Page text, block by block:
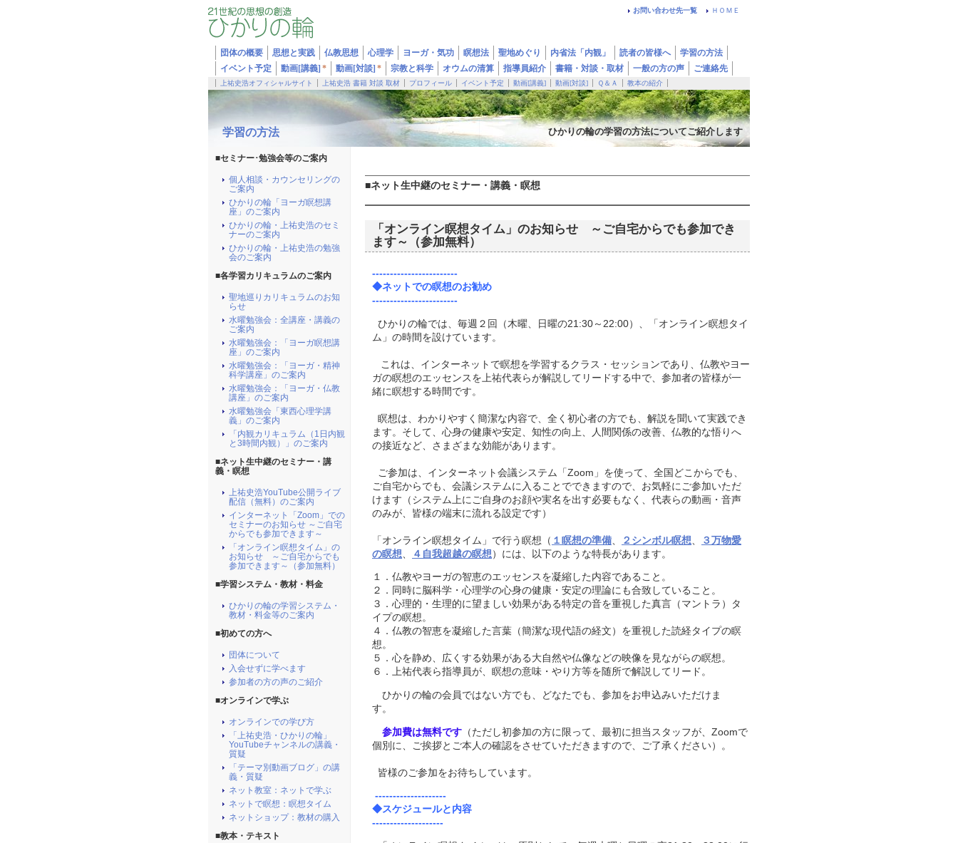
ＨＯＭＥ
お問い合わせ先一覧
団体の概要 思想と実践 仏教思想 心理学 ヨーガ・気功 瞑想法 聖地めぐり 内省法「内観」 読者の皆様へ
学習の方法
イベント予定
動画[講義] * 動画[対談] * 宗教と科学 オウムの清算 指導員紹介 書籍・対談・取材 一般の方の声 ご連絡先
上祐史浩オフィシャルサイト 上祐史浩 書籍 対談 取材 プロフィール イベント予定 動画[講義] 動画[対談] Ｑ＆Ａ 教本の紹介
学習の方法 ひかりの輪の学習の方法についてご紹介します
■ネット生中継のセミナー・講義・瞑想
「オンライン瞑想タイム」のお知らせ ～ご自宅からでも参加でき
ます～（参加無料）
------------------------
◆ネットでの瞑想のお勧め
------------------------
ひかりの輪では、毎週２回（木曜、日曜の21:30～22:00）、「オンライン瞑想タイ
ム」の時間を設けています。
これは、インターネットで瞑想を学習するクラス・セッションであり、仏教やヨー
ガの瞑想のエッセンスを上祐代表らが解説してリードする中で、参加者の皆様が一
緒に瞑想する時間です。
瞑想は、わかりやすく簡潔な内容で、全く初心者の方でも、解説を聞いて実践でき
ます。そして、心身の健康や安定、知性の向上、人間関係の改善、仏教的な悟りへ
の接近など、さまざまな効能があります。
ご参加は、インターネット会議システム「Zoom」を使って、全国どこからでも、
ご自宅からでも、会議システムに入ることでできますので、お気軽にご参加いただ
けます（システム上にご自身のお顔や実名を出す必要もなく、代表らの動画・音声
のみが、皆様の端末に流れる設定です）
「オンライン瞑想タイム」で行う瞑想（ １瞑想の準備 ２シンボル瞑想
３万物愛
の瞑想
４自我超越の瞑想 ）には、以下のような特長があります。
１．仏教やヨーガの智恵のエッセンスを凝縮した内容であること。
２．同時に脳科学・心理学の心身の健康・安定の理論にも合致していること。
３．心理的・生理的に望ましい効果がある特定の音を重視した真言（マントラ）タ
イプの瞑想。
４．仏教の智恵を凝縮した言葉（簡潔な現代語の経文）を重視した読経タイプの瞑
想。
５．心を静め、広くする効果がある大自然や仏像などの映像を見ながらの瞑想。
６．上祐代表ら指導員が、瞑想の意味・やり方等を随所で解説してリード。
ひかりの輪の会員ではない方でも、どなたでも、参加をお申込みいただけま
す。
参加費は無料です （ただし初参加の方に限って、最初に担当スタッフが、Zoomで
個別に、ご挨拶とご本人の確認をさせていただきますので、ご了承ください）。
皆様のご参加をお待ちしています。
--------------------
◆スケジュールと内容
--------------------
■セミナー･勉強会等のご案内
個人相談・カウンセリングの
ご案内
ひかりの輪「ヨーガ瞑想講
座」のご案内
ひかりの輪・上祐史浩のセミ
ナーのご案内
ひかりの輪・上祐史浩の勉強
会のご案内
■各学習カリキュラムのご案内
聖地巡りカリキュラムのお知
らせ
水曜勉強会：全講座・講義の
ご案内
水曜勉強会：「ヨーガ瞑想講
座」のご案内
水曜勉強会：「ヨーガ・精神
科学講座」のご案内
水曜勉強会：「ヨーガ・仏教
講座」のご案内
水曜勉強会「東西心理学講
義」のご案内
「内観カリキュラム（1日内観
と3時間内観）」のご案内
■ネット生中継のセミナー・講
義・瞑想
上祐史浩YouTube公開ライブ
配信（無料）のご案内
インターネット「Zoom」での
セミナーのお知らせ ～ご自宅
からでも参加できます～
「オンライン瞑想タイム」の
お知らせ ～ご自宅からでも
参加できます～（参加無料）
■学習システム・教材・料金
ひかりの輪の学習システム・
教材・料金等のご案内
■初めての方へ
団体について
入会せずに学べます
参加者の方の声のご紹介
■オンラインで学ぶ
オンラインでの学び方
「上祐史浩・ひかりの輪」
YouTubeチャンネルの講義・
質疑
「テーマ別動画ブログ」の講
義・質疑
ネット教室：ネットで学ぶ
ネットで瞑想：瞑想タイム
ネットショップ：教材の購入
■教本・テキスト